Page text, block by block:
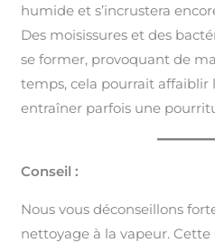
humide et s’incrustera
Des moisissures et des
se former, provoquant de
temps, cela pourrait
entraîner parfois une
Conseil :
Nous vous déconseillons
nettoyage à la vapeur.